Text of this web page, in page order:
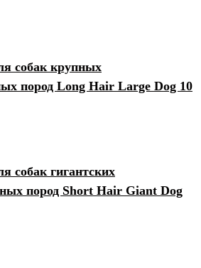
собак крупных
пород Long Hair Large Dog 10
собак гигантских
пород Short Hair Giant Dog